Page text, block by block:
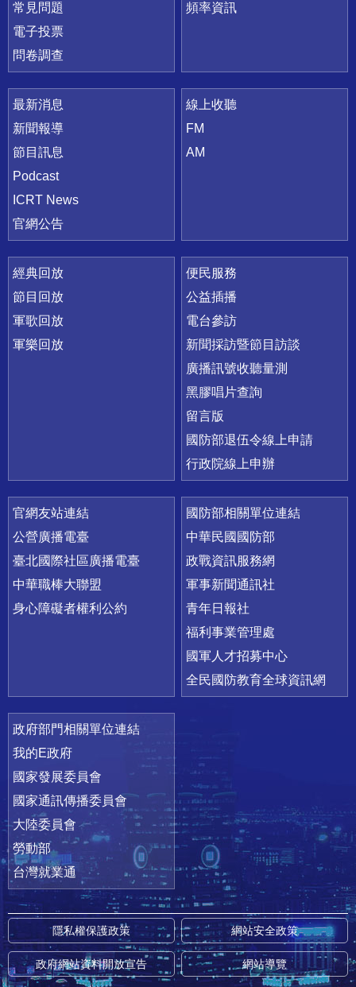
常見問題
電子投票
問卷調查
頻率資訊
最新消息
新聞報導
節目訊息
Podcast
ICRT News
官網公告
線上收聽
FM
AM
經典回放
節目回放
軍歌回放
軍樂回放
便民服務
公益插播
電台參訪
新聞採訪暨節目訪談
廣播訊號收聽量測
黑膠唱片查詢
留言版
國防部退伍令線上申請
行政院線上申辦
官網友站連結
公營廣播電臺
臺北國際社區廣播電臺
中華職棒大聯盟
身心障礙者權利公約
國防部相關單位連結
中華民國國防部
政戰資訊服務網
軍事新聞通訊社
青年日報社
福利事業管理處
國軍人才招募中心
全民國防教育全球資訊網
政府部門相關單位連結
我的E政府
國家發展委員會
國家通訊傳播委員會
大陸委員會
勞動部
台灣就業通
隱私權保護政策 網站安全政策
政府網站資料開放宣告 網站導覽